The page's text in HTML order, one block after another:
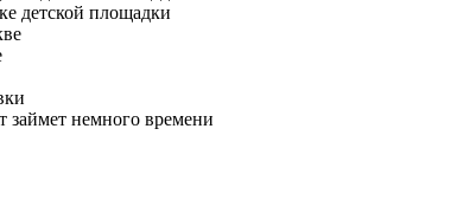
детской площадки
займет немного времени